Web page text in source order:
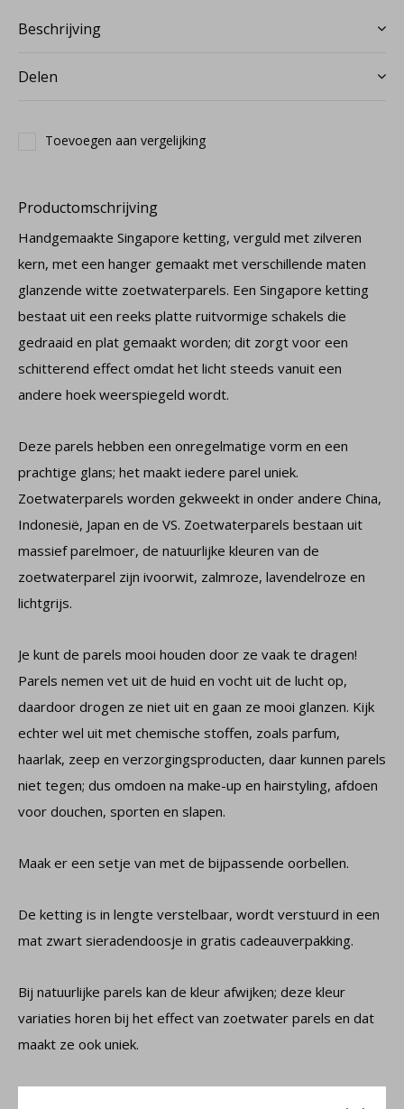
Beschrijving
Delen
Toevoegen aan vergelijking
Productomschrijving
Handgemaakte Singapore ketting, verguld met zilveren
kern, met een hanger gemaakt met verschillende maten
glanzende witte zoetwaterparels. Een Singapore ketting
bestaat uit een reeks platte ruitvormige schakels die
gedraaid en plat gemaakt worden; dit zorgt voor een
schitterend effect omdat het licht steeds vanuit een
andere hoek weerspiegeld wordt.
Deze parels hebben een onregelmatige vorm en een
prachtige glans; het maakt iedere parel uniek.
Zoetwaterparels worden gekweekt in onder andere China,
Indonesië, Japan en de VS. Zoetwaterparels bestaan uit
massief parelmoer, de natuurlijke kleuren van de
zoetwaterparel zijn ivoorwit, zalmroze, lavendelroze en
lichtgrijs.
Je kunt de parels mooi houden door ze vaak te dragen!
Parels nemen vet uit de huid en vocht uit de lucht op,
daardoor drogen ze niet uit en gaan ze mooi glanzen. Kijk
echter wel uit met chemische stoffen, zoals parfum,
haarlak, zeep en verzorgingsproducten, daar kunnen parels
niet tegen; dus omdoen na make-up en hairstyling, afdoen
voor douchen, sporten en slapen.
Maak er een setje van met de bijpassende oorbellen.
De ketting is in lengte verstelbaar, wordt verstuurd in een
mat zwart sieradendoosje in gratis cadeauverpakking.
Bij natuurlijke parels kan de kleur afwijken; deze kleur
variaties horen bij het effect van zoetwater parels en dat
maakt ze ook uniek.